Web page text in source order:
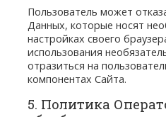
Пользователь может
Данных, которые носят
настройках своего
использования
отразиться на
компонентах Сайта.
5. Политика